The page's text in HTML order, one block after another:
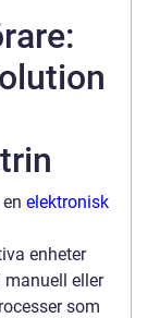
elektronisk
enheter
eller
som